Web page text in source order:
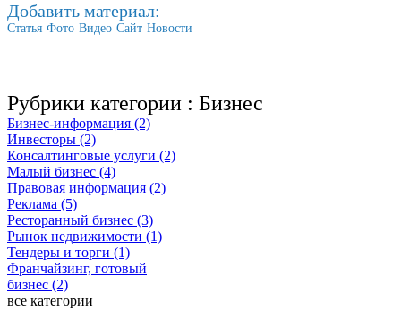
Добавить материал:
Статья Фото Видео Сайт Новости
Рубрики категории : Бизнес
Бизнес-информация (2)
Инвесторы (2)
Консалтинговые услуги (2)
Малый бизнес (4)
Правовая информация (2)
Реклама (5)
Ресторанный бизнес (3)
Рынок недвижимости (1)
Тендеры и торги (1)
Франчайзинг, готовый
бизнес (2)
все категории